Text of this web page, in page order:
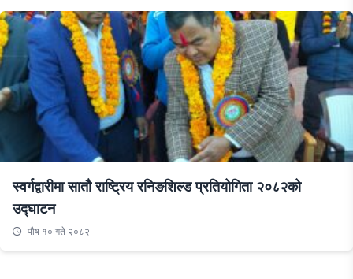
स्वर्गद्वारीमा सातौ राष्ट्रिय रनिङशिल्ड प्रतियोगिता २०८२को
उद्घाटन
पौष १० गते २०८२